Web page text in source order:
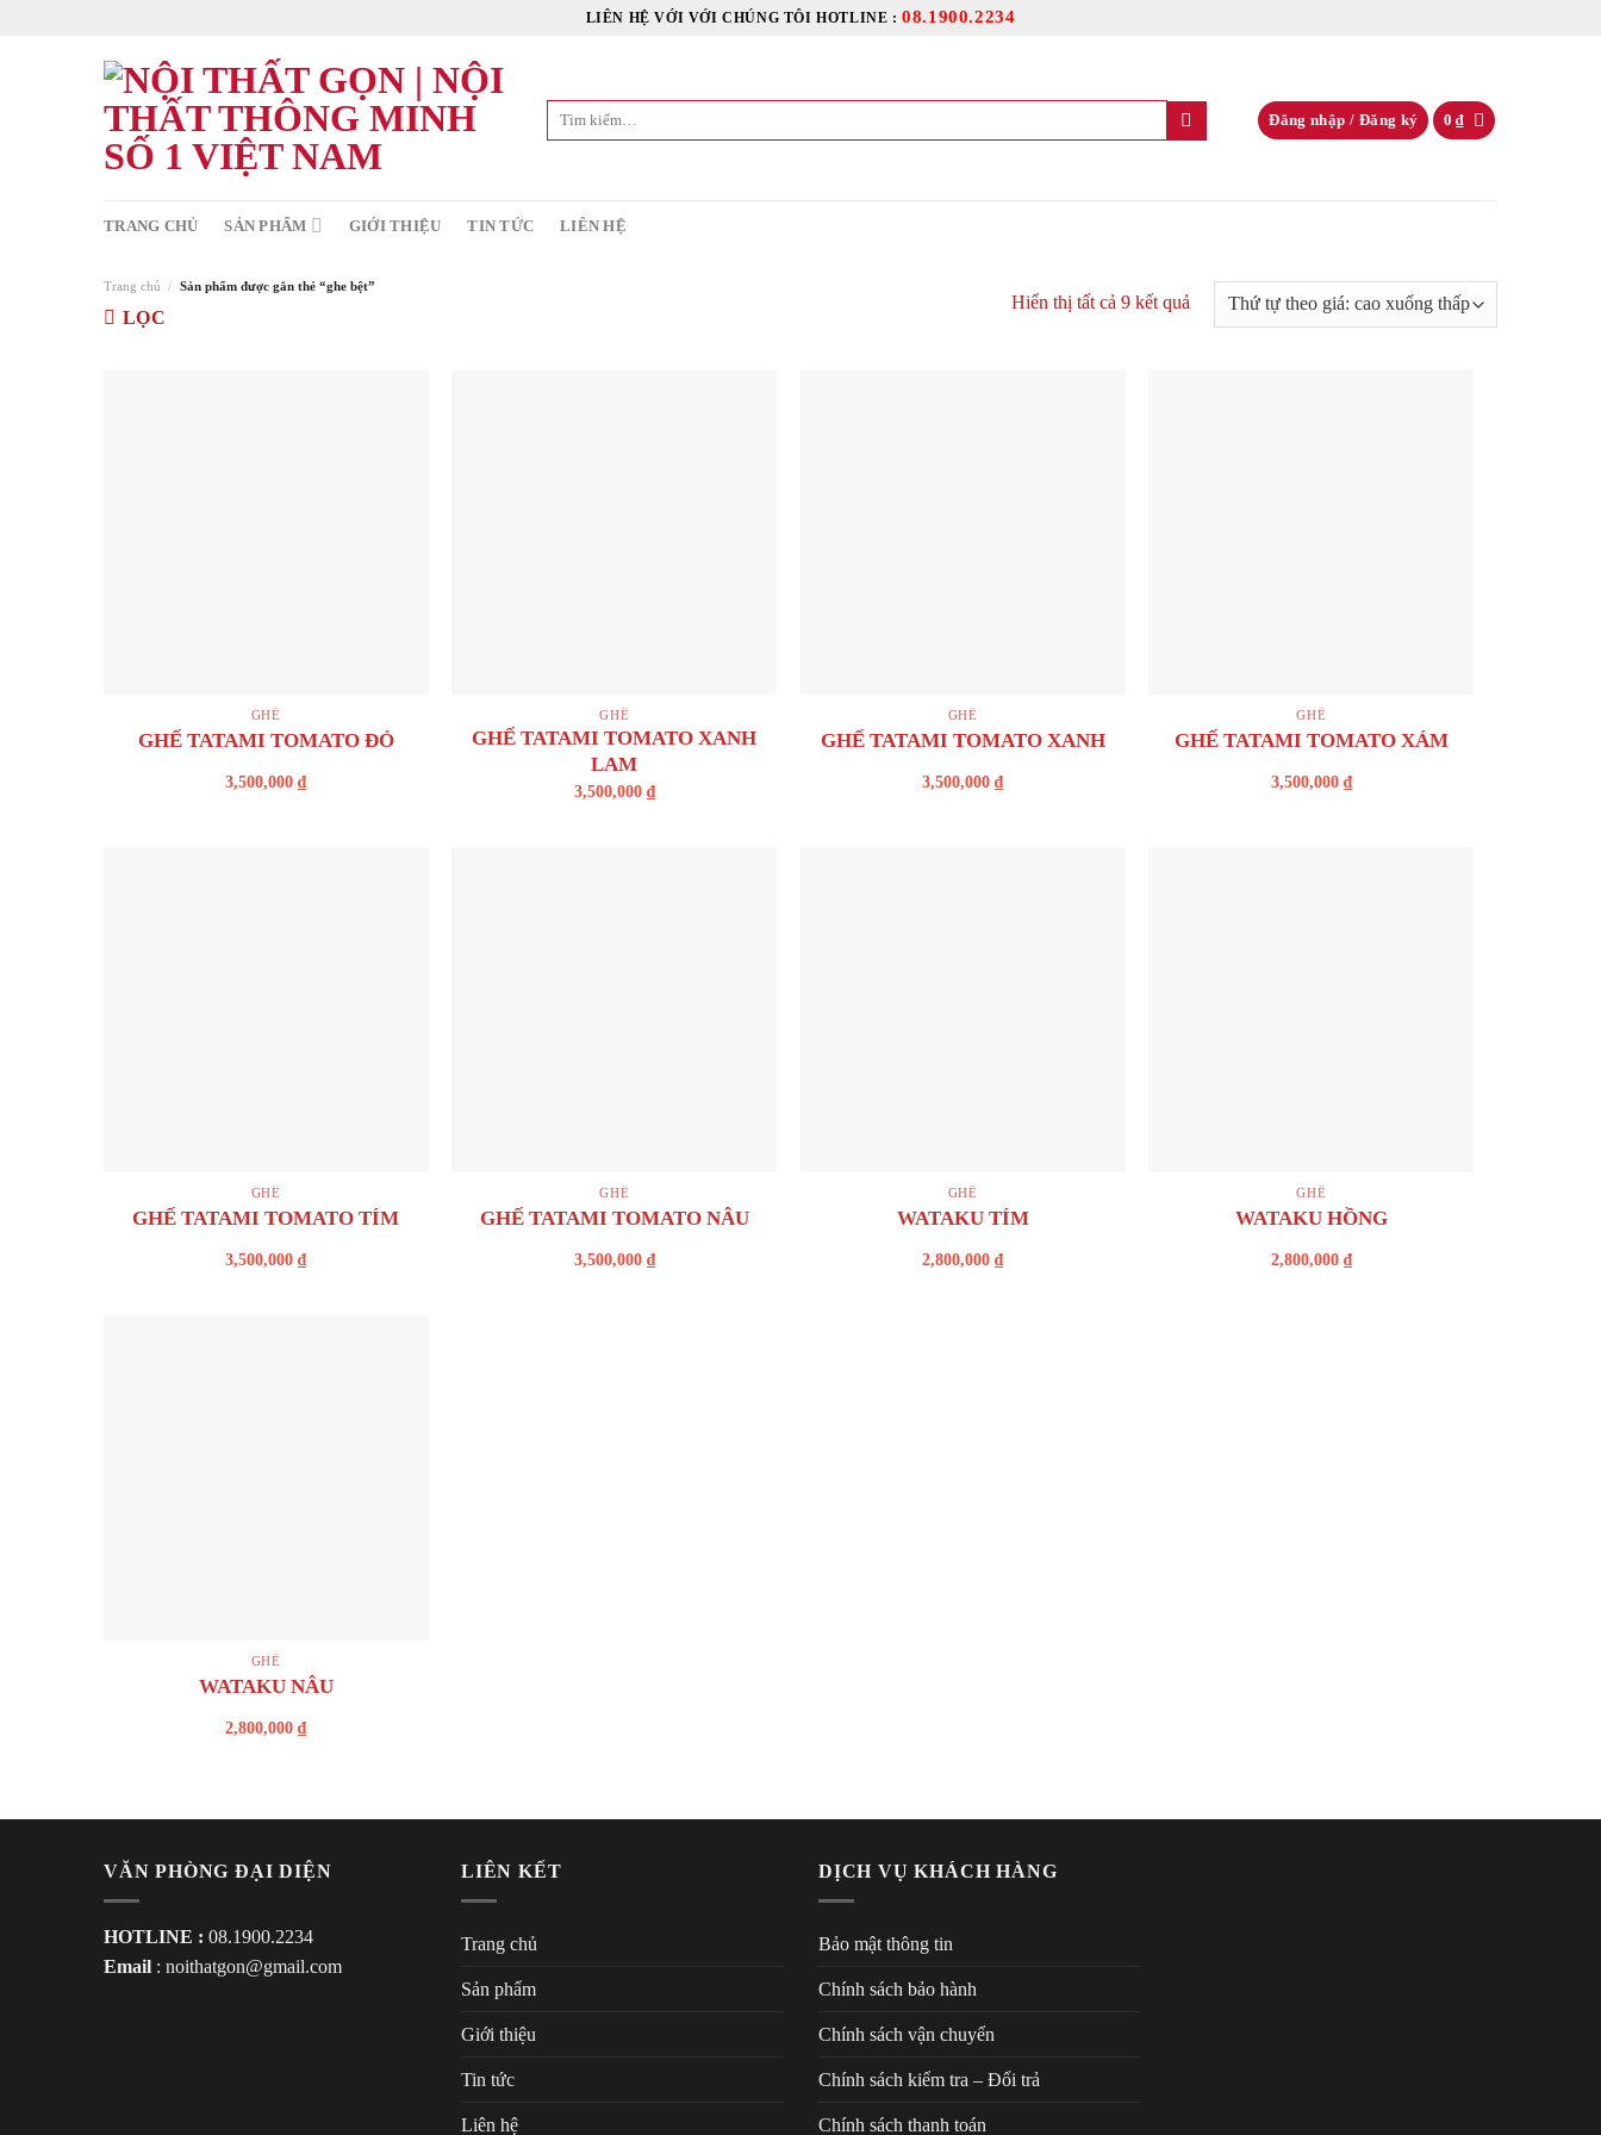
LIÊN HỆ VỚI VỚI CHÚNG TÔI HOTLINE :08.1900.2234
Tìm
Đăng nhập / Đăng ký 0₫
TRANG CHỦ SẢN PHẨM GIỚI THIỆU TIN TỨC LIÊN HỆ
Trang chủ / Sản phẩm được gắn thẻ “ghe bệt”
LỌC
Hiển thị tất cả 9 kết quả
GHẾ
GHẾ TATAMI TOMATO ĐỎ
3,500,000₫
GHẾ
GHẾ TATAMI TOMATO XANH
LAM
3,500,000 ₫
GHẾ
GHẾ TATAMI TOMATO XANH
3,500,000₫
GHẾ
GHẾ TATAMI TOMATO XÁM
3,500,000 ₫
GHẾ
GHẾ TATAMI TOMATO TÍM
3,500,000₫
GHẾ
GHẾ TATAMI TOMATO NÂU
3,500,000 ₫
GHẾ
WATAKU TÍM
2,800,000₫
GHẾ
WATAKU HỒNG
2,800,000 ₫
GHẾ
WATAKU NÂU
2,800,000₫
VĂN PHÒNG ĐẠI DIỆN
HOTLINE : 08.1900.2234
Email : noithatgon@gmail.com
LIÊN KẾT
Trang chủ
Sản phẩm
Giới thiệu
Tin tức
Liên hệ
DỊCH VỤ KHÁCH HÀNG
Bảo mật thông tin
Chính sách bảo hành
Chính sách vận chuyển
Chính sách kiểm tra – Đổi trả
Chính sách thanh toán